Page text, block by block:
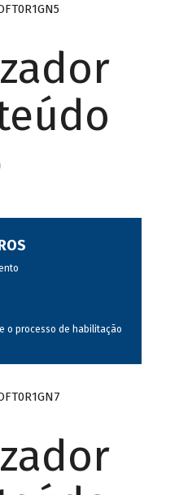
o processo de habilitação